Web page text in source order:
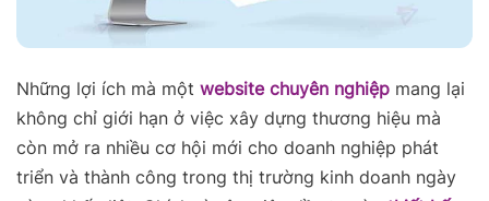
Những lợi ích mà một website chuyên nghiệp mang lại
không chỉ giới hạn ở việc xây dựng thương hiệu mà
còn mở ra nhiều cơ hội mới cho doanh nghiệp phát
triển và thành công trong thị trường kinh doanh ngày